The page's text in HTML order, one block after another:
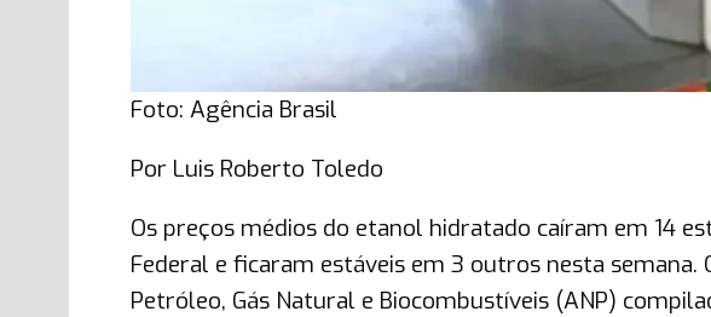
Foto: Agência Brasil
Por Luis Roberto Toledo
Os preços médios do etanol hidratado caíram em 14
Federal e ficaram estáveis em 3 outros nesta semana.
Petróleo, Gás Natural e Biocombustíveis (ANP)